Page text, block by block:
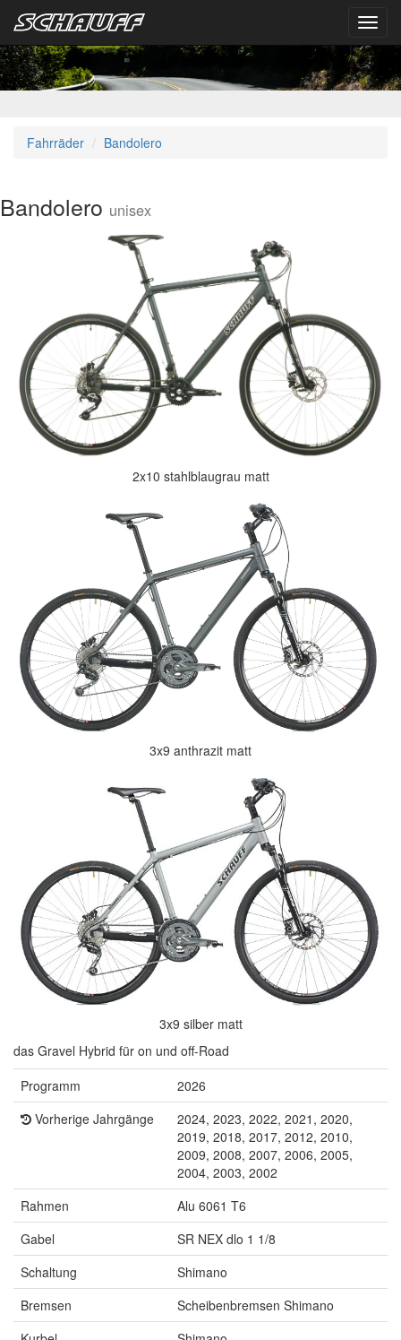
Fahrräder Bandolero
Bandolero unisex
2x10 stahlblaugrau matt
3x9 anthrazit matt
3x9 silber matt
das Gravel Hybrid für on und off-Road
Programm
2026
Vorherige Jahrgänge
2024, 2023, 2022, 2021, 2020,
2019, 2018, 2017, 2012, 2010,
2009, 2008, 2007, 2006, 2005,
2004, 2003, 2002
Rahmen
Alu 6061 T6
Gabel
SR NEX dlo 1 1/8
Schaltung
Shimano
Bremsen
Scheibenbremsen Shimano